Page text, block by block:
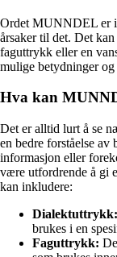
Ordet MUNNDEL er
årsaker til det. Det
faguttrykk eller en
mulige betydninger og
Hva kan
Det er alltid lurt å se
en bedre forståelse av
informasjon eller
være utfordrende å gi
kan inkludere:
Dialektuttrykk:
brukes i en
Faguttrykk: